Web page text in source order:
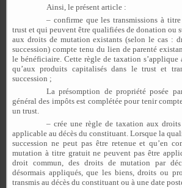
Ainsi, le présent article :
– confirme que les transmissions à
trust et qui peuvent être qualifiées de donation ou
aux droits de mutation existants (selon le cas :
succession) compte tenu du lien de parenté
le bénéficiaire. Cette règle de taxation
qu’aux produits capitalisés dans le trust et
succession ;
La présomption de propriété posée
général des impôts est complétée pour tenir
un trust.
– crée une règle de taxation aux
applicable au décès du constituant. Lorsque la
succession ne peut pas être retenue et qu’en
mutation à titre gratuit ne peuvent pas être
droit commun, des droits de mutation par
désormais appliqués, que les biens, droits ou
transmis au décès du constituant ou à une date